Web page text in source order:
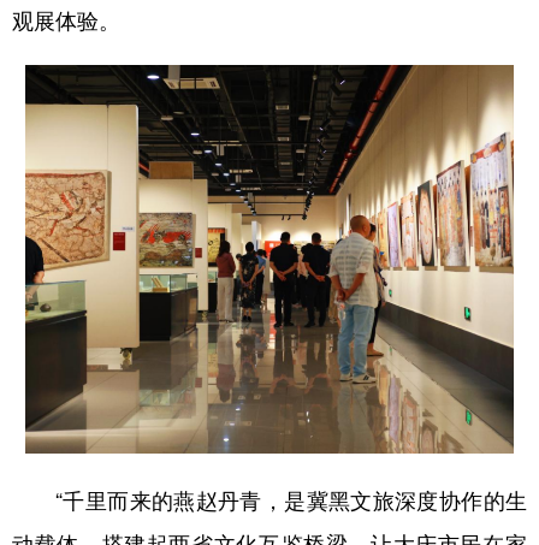
四川
陕西 甘肃 青海 宁夏
新疆 内蒙古 黑龙江
多语种频道
English Español Français عربى
Русский язык 日本語 한국어
Deutsch Português
观展体验。
“千里而来的燕赵丹青，是冀黑文旅深度协作的生